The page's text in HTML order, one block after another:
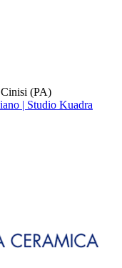
(PA)
| Studio Kuadra